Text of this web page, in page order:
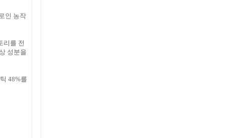
인 농작
리를 전
성분을
48%를